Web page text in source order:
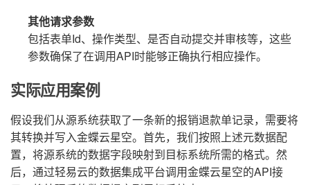
其他请求参数
包括表单Id、操作类型、是否自动提交并审核等，这些
参数确保了在调用API时能够正确执行相应操作。
实际应用案例
假设我们从源系统获取了一条新的报销退款单记录，需要将
其转换并写入金蝶云星空。首先，我们按照上述元数据配
置，将源系统的数据字段映射到目标系统所需的格式。然
后，通过轻易云的数据集成平台调用金蝶云星空的API接